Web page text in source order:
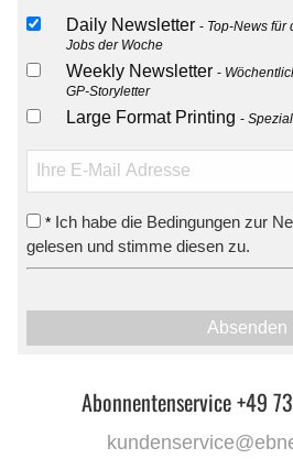
Daily Newsletter
Top-News für
Jobs der Woche
Weekly Newsletter
GP-Storyletter
Large Format Printing
* Ich habe die Bedingungen zur
gelesen und stimme diesen zu.
Absenden
Abonnentenservice +49